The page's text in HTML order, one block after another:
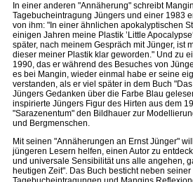
In einer anderen "Annäherung" schreibt
Tagebucheintragung Jüngers und einer 1983
von ihm: "In einer ähnlichen apokalyptischen
einigen Jahren meine Plastik ’Little
später, nach meinem Gespräch mit Jünger, ist
dieser meiner Plastik klar geworden." Und zu
1990, das er während des Besuches von
es bei Mangin, wieder einmal habe er seine
verstanden, als er viel später in dem Buch
Jüngers Gedanken über die Farbe Blau
inspirierte Jüngers Figur des Hirten aus dem
"Sarazenentum" den Bildhauer zur
und Bergmenschen.
Mit seinen "Annäherungen an Ernst Jünger"
jüngeren Lesern helfen, einen Autor zu
und universale Sensibilität uns alle angehen,
heutigen Zeit". Das Buch besticht neben